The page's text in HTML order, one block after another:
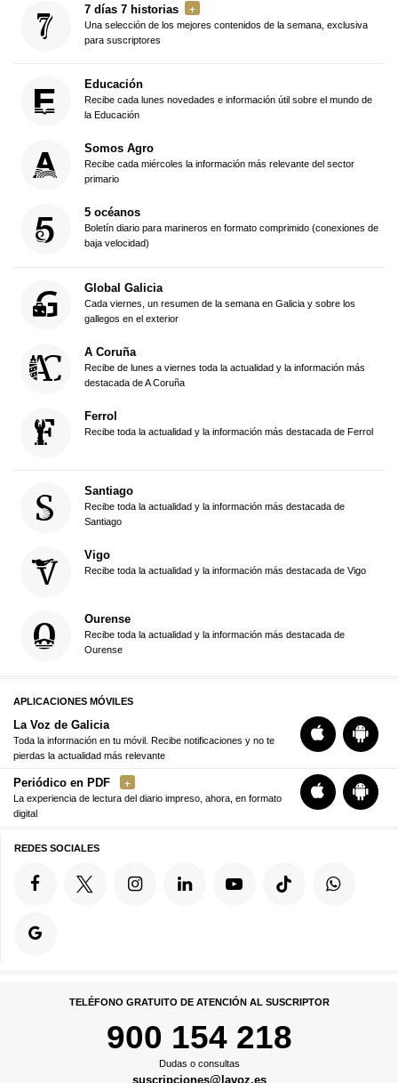
7 días 7 historias
Una selección de los mejores contenidos de la semana, exclusiva
para suscriptores
Educación
Recibe cada lunes novedades e información útil sobre el mundo de
la Educación
Somos Agro
Recibe cada miércoles la información más relevante del sector
primario
5 océanos
Boletín diario para marineros en formato comprimido (conexiones de
baja velocidad)
Global Galicia
Cada viernes, un resumen de la semana en Galicia y sobre los
gallegos en el exterior
A Coruña
Recibe de lunes a viernes toda la actualidad y la información más
destacada de A Coruña
Ferrol
Recibe toda la actualidad y la información más destacada de Ferrol
Santiago
Recibe toda la actualidad y la información más destacada de
Santiago
Vigo
Recibe toda la actualidad y la información más destacada de Vigo
Ourense
Recibe toda la actualidad y la información más destacada de
Ourense
APLICACIONES MÓVILES
La Voz de Galicia
Toda la información en tu móvil. Recibe notificaciones y no te
pierdas la actualidad más relevante
Periódico en PDF
La experiencia de lectura del diario impreso, ahora, en formato
digital
REDES SOCIALES
TELÉFONO GRATUITO DE ATENCIÓN AL SUSCRIPTOR
900 154 218
Dudas o consultas
suscripciones@lavoz.es